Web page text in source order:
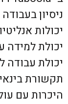
ניסיון
יכולות
יכולת למידה
יכולת עבודה
תקשורת
היכרות עם